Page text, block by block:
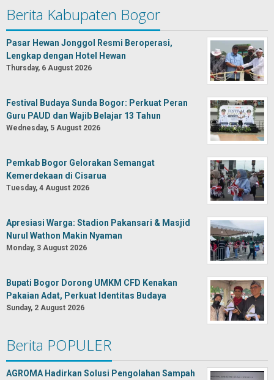
Berita Kabupaten Bogor
Pasar Hewan Jonggol Resmi Beroperasi,
Lengkap dengan Hotel Hewan
Thursday, 6 August 2026
Festival Budaya Sunda Bogor: Perkuat Peran
Guru PAUD dan Wajib Belajar 13 Tahun
Wednesday, 5 August 2026
Pemkab Bogor Gelorakan Semangat
Kemerdekaan di Cisarua
Tuesday, 4 August 2026
Apresiasi Warga: Stadion Pakansari & Masjid
Nurul Wathon Makin Nyaman
Monday, 3 August 2026
Bupati Bogor Dorong UMKM CFD Kenakan
Pakaian Adat, Perkuat Identitas Budaya
Sunday, 2 August 2026
Berita POPULER
AGROMA Hadirkan Solusi Pengolahan Sampah